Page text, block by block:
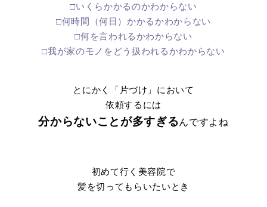
□いくらかかるのかわからない
□何時間（何日）かかるかわからない
□何を言われるかわからない
□我が家のモノをどう扱われるかわからない
とにかく「片づけ」において
依頼するには
分からないことが多すぎるんですよね
初めて行く美容院で
髪を切ってもらいたいとき